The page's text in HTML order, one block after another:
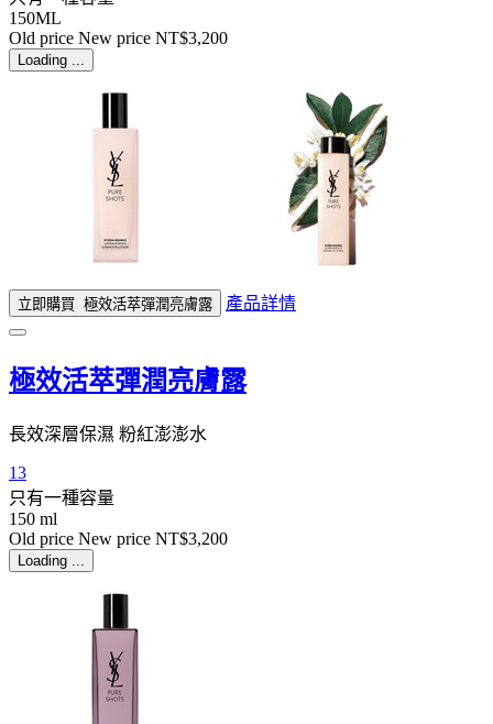
150ML
Old price New price NT$3,200
Loading ...
立即購買 極效活萃彈潤亮膚露 產品詳情
極效活萃彈潤亮膚露
長效深層保濕 粉紅澎澎水
13
只有一種容量
150 ml
Old price New price NT$3,200
Loading ...